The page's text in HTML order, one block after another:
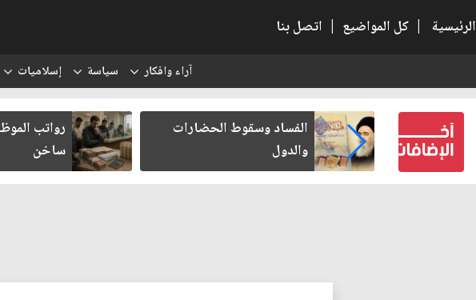
الرئيسية | كل المواضيع | اتصل بنا
آراء وافكار سياسة إسلاميات
كتب لنفسه
الفساد وسقوط الحضارات
والدول
رواتب
ساخن